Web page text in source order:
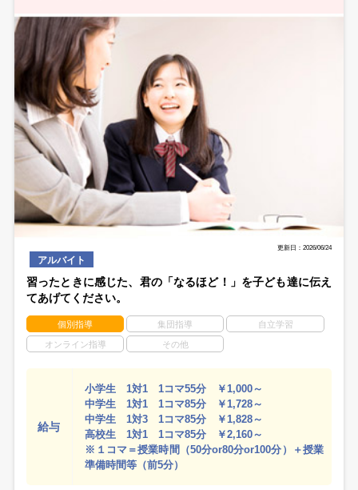
更新日：2026/06/24
アルバイト
習ったときに感じた、君の「なるほど！」を子ども達に伝え
てあげてください。
個別指導 集団指導 自立学習
オンライン指導 その他
給与
小学生 1対1 1コマ55分 ￥1,000～
中学生 1対1 1コマ85分 ￥1,728～
中学生 1対3 1コマ85分 ￥1,828～
高校生 1対1 1コマ85分 ￥2,160～
※１コマ＝授業時間（50分or80分or100分）＋授業
準備時間等（前5分）